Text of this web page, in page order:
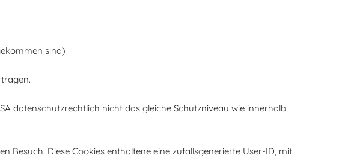
sind)
datenschutzrechtlich nicht das gleiche Schutzniveau wie innerhalb
Besuch. Diese Cookies enthaltene eine zufallsgenerierte User-ID, mit